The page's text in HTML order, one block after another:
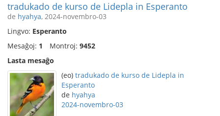
tradukado de kurso de Lidepla in Esperanto
de hyahya, 2024-novembro-03
Lingvo: Esperanto
Mesaĝoj: 1 Montroj: 9452
Lasta mesaĝo
(eo) tradukado de kurso de Lidepla in
Esperanto
de hyahya
2024-novembro-03